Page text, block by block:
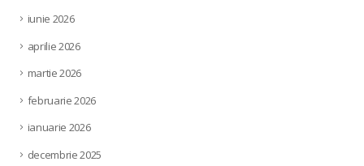
iunie 2026
aprilie 2026
martie 2026
februarie 2026
ianuarie 2026
decembrie 2025